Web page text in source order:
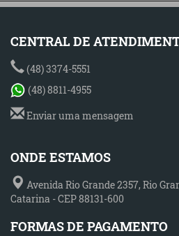
CENTRAL DE
(48) 3374-5551
(48) 8811-4955
Enviar uma mensagem
ONDE ESTAMOS
Avenida Rio Grande 2357, Rio
Catarina - CEP 88131-600
FORMAS DE PAGAMENTO